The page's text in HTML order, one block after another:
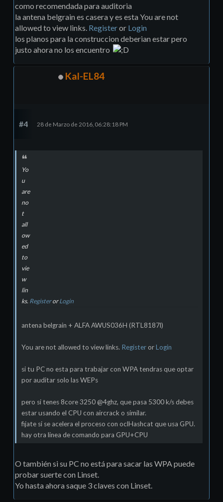
como recomendada para auditoria
la antena belgrain es casera y es esta You are not
allowed to view links. Registeror Login
los planos para la construccion deberian estar pero
justo ahora no los encuentro
Kal-EL84
#4 28 de Marzo de 2016, 06:28:18 PM
Yo
u
are
no
t
all
ow
ed
to
vie
w
lin
ks. RegisterorLogin
antena belgrain + ALFA AWUS036H (RTL8187l)
You are not allowed to view links. RegisterorLogin
si tu PC no esta para trabajar con WPA tendras que optar
por auditar solo las WEPs
pero si tenes 8core 3250 @4ghz, que pasa 5300 k/s debes
estar usando el CPU con aircrack o similar.
fijate si se acelera el proceso con oclHashcat que usa GPU.
hay otra linea de comando para GPU+CPU
O también si su PC no está para sacar las WPA puede
probar suerte con Linset.
Yo hasta ahora saque 3 claves con Linset.